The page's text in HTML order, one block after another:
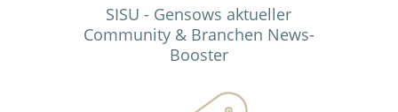
SISU - Gensows aktueller
Community & Branchen News-
Booster